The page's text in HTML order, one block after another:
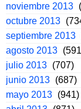
noviembre 2013
octubre 2013
septiembre 2013
agosto 2013
julio 2013 (707)
junio 2013 (687)
mayo 2013 (941)